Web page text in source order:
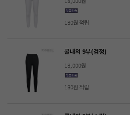
180원 적립
쿨내의 9부(검정)
18,000원
180원 적립